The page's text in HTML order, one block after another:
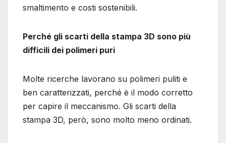
smaltimento e costi sostenibili.
Perché gli scarti della stampa 3D sono più
difficili dei polimeri puri
Molte ricerche lavorano su polimeri puliti e
ben caratterizzati, perché è il modo corretto
per capire il meccanismo. Gli scarti della
stampa 3D, però, sono molto meno ordinati.